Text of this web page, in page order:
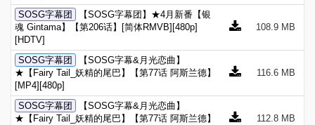
SOSG字幕团
【SOSG字幕团】★4月新番【银
魂 Gintama】【第206话】[简体RMVB][480p]
[HDTV]
108.9 MB
SOSG字幕团
【SOSG字幕&月光恋曲】
★【Fairy Tail_妖精的尾巴】【第77话 阿斯兰德】
[MP4][480p]
116.6 MB
SOSG字幕团
【SOSG字幕&月光恋曲】
★【Fairy Tail_妖精的尾巴】【第77话 阿斯兰德】
112.8 MB